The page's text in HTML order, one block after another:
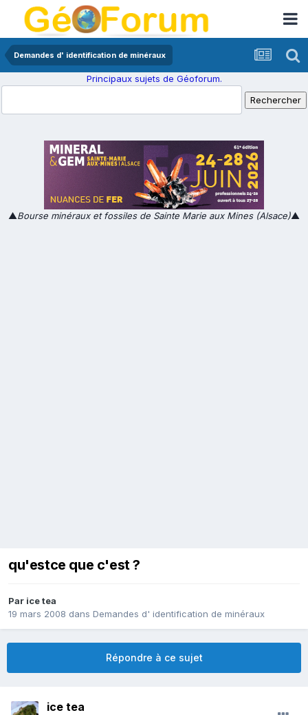
Demandes d' identification de minéraux
Principaux sujets de Géoforum.
▲Bourse minéraux et fossiles de Sainte Marie aux Mines (Alsace)▲
qu'estce que c'est ?
Par ice tea
19 mars 2008 dans Demandes d' identification de minéraux
Répondre à ce sujet
ice tea